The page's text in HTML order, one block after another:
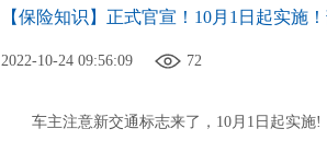
【保险知识】正式官宣！10月1日起实施
2022-10-24 09:56:09 72
车主注意新交通标志来了 ， 10月1日起实施!